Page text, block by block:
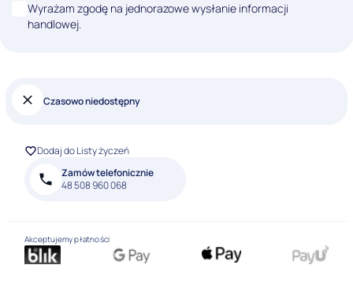
Wyrażam zgodę na jednorazowe wysłanie informacji
handlowej.
Czasowo niedostępny
Dodaj do Listy życzeń
Zamów telefonicznie
48 508 960 068
Akceptujemy płatności